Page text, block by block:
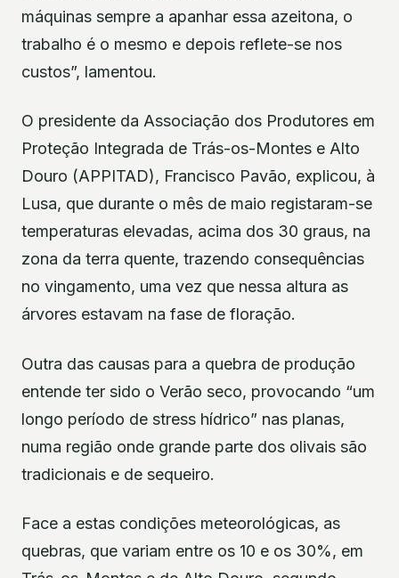
máquinas sempre a apanhar essa azeitona, o
trabalho é o mesmo e depois reflete-se nos
custos”, lamentou.
O presidente da Associação dos Produtores em
Proteção Integrada de Trás-os-Montes e Alto
Douro (APPITAD), Francisco Pavão, explicou, à
Lusa, que durante o mês de maio registaram-se
temperaturas elevadas, acima dos 30 graus, na
zona da terra quente, trazendo consequências
no vingamento, uma vez que nessa altura as
árvores estavam na fase de floração.
Outra das causas para a quebra de produção
entende ter sido o Verão seco, provocando “um
longo período de stress hídrico” nas planas,
numa região onde grande parte dos olivais são
tradicionais e de sequeiro.
Face a estas condições meteorológicas, as
quebras, que variam entre os 10 e os 30%, em